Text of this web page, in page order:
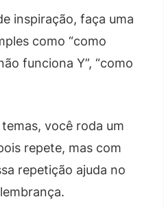
inspiração, faça uma
como “como
funciona Y”, “como
você roda um
repete, mas com
repetição ajuda no